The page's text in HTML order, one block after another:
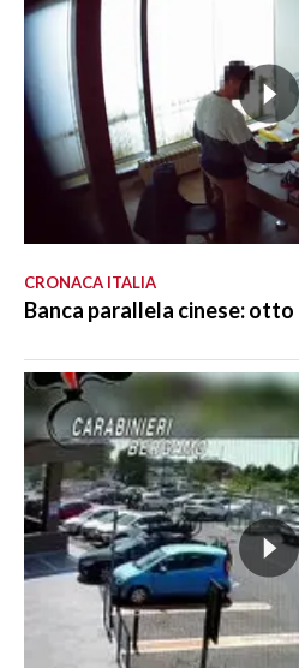
CRONACA ITALIA
Banca parallela cinese: